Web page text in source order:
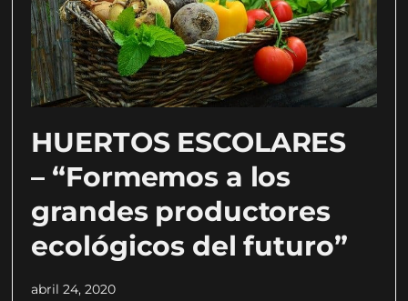
HUERTOS ESCOLARES
– “Formemos a los
grandes productores
ecológicos del futuro”
abril 24, 2020